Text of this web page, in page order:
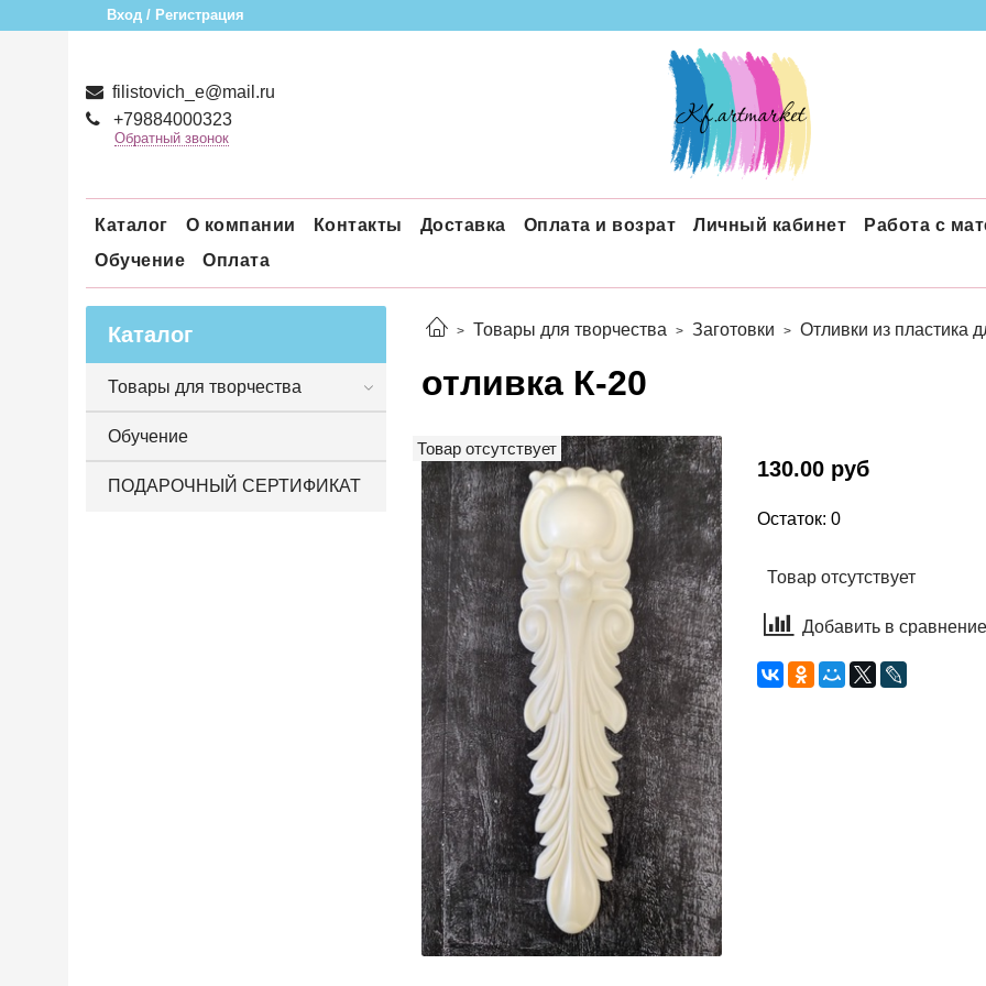
Вход / Регистрация
filistovich_e@mail.ru
+79884000323
Обратный звонок
Каталог О компании Контакты Доставка Оплата и возрат Личный кабинет
Работа с
Обучение
Оплата
Товары для творчества Заготовки Отливки из пластика
отливка К-20
Товар отсутствует
130.00 руб
Остаток: 0
Товар отсутствует
Добавить в сравнение
Каталог
Товары для творчества
Обучение
ПОДАРОЧНЫЙ СЕРТИФИКАТ